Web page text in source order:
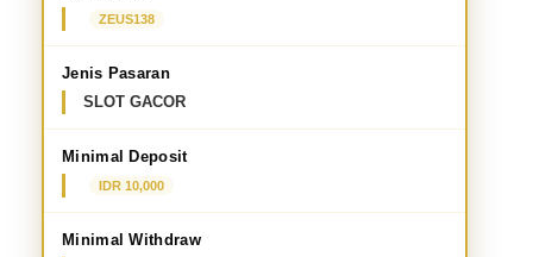
ZEUS138
Jenis Pasaran
SLOT GACOR
Minimal Deposit
IDR 10,000
Minimal Withdraw